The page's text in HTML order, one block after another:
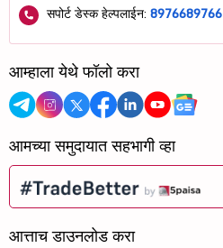
सपोर्ट डेस्क हेल्पलाईन: 8976689766
आम्हाला येथे फॉलो करा
आमच्या समुदायात सहभागी व्हा
आत्ताच डाउनलोड करा